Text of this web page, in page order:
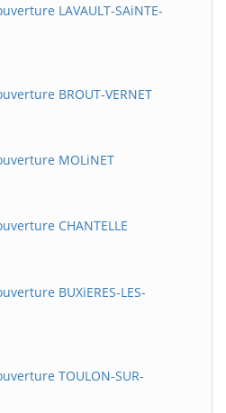
LAVAULT-SAiNTE-
BROUT-VERNET
MOLiNET
CHANTELLE
BUXiERES-LES-
TOULON-SUR-